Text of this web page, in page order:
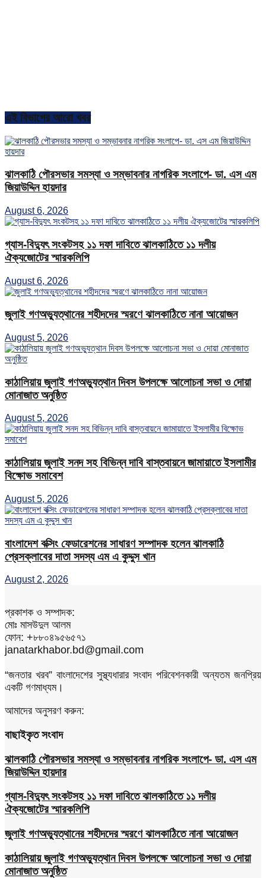
এই বিভাগের আরো খবর
ঝালকাঠি পৌরসভার সমস্যা ও সম্ভাবনার নাগরিক সংলাপে- ডা. এস এম
জিয়াউদ্দিন হায়দার
August 6, 2026
গ্যাস-বিদ্যুৎ সংকটসহ ১১ দফা দাবিতে ঝালকাঠিতে ১১ দলীয়
ঐক্যজোটের স্মারকলিপি
August 6, 2026
জুলাই গণঅভ্যুত্থানের শহীদদের স্মরণে ঝালকাঠিতে নানা আয়োজন
August 5, 2026
কাঠালিয়ায় জুলাই গণঅভ্যুত্থান দিবস উপলক্ষে আলোচনা সভা ও দোয়া
মোনাজাত অনুষ্ঠিত
August 5, 2026
কাঠালিয়ায় জুলাই সনদ সহ বিভিন্ন দাবি বাস্তবায়নে জামায়াতে ইসলামীর
বিক্ষোভ সমাবেশ
August 5, 2026
বাংলাদেশ বক্সিং ফেডারেশনের সাধারণ সম্পাদক হলেন ঝালকাঠি
প্রেসক্লাবের দাতা সদস্য এম এ কুদ্দুস খান
August 2, 2026
প্রকাশক ও সম্পাদক:
মোঃ মাসউদুল আলম
ফোন: +৮৮০৪৯৫৬৫৭১
janatarkhabor.bd@gmail.com
“জনতার খরব” বাংলাদেশের সুস্থ্যধারার সংবাদ পরিবেশনকারী অন্যতম জনপ্রিয়
একটি গণমাধ্যম।
আমাদের অনুসরণ করুন:
বাছাইকৃত সংবাদ
ঝালকাঠি পৌরসভার সমস্যা ও সম্ভাবনার নাগরিক সংলাপে- ডা. এস এম
জিয়াউদ্দিন হায়দার
গ্যাস-বিদ্যুৎ সংকটসহ ১১ দফা দাবিতে ঝালকাঠিতে ১১ দলীয়
ঐক্যজোটের স্মারকলিপি
জুলাই গণঅভ্যুত্থানের শহীদদের স্মরণে ঝালকাঠিতে নানা আয়োজন
কাঠালিয়ায় জুলাই গণঅভ্যুত্থান দিবস উপলক্ষে আলোচনা সভা ও দোয়া
মোনাজাত অনুষ্ঠিত